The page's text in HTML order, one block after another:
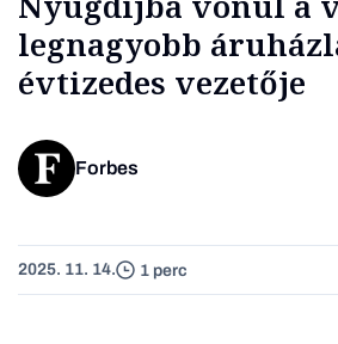
legnagyobb
évtizedes vezetője
Forbes
2025. 11. 14. 1 perc